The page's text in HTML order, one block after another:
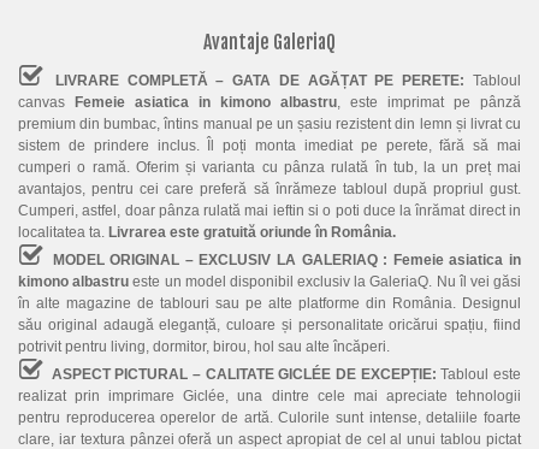
Avantaje GaleriaQ
LIVRARE COMPLETĂ – GATA DE AGĂȚAT PE PERETE:Tabloul
canvas Femeie asiatica in kimono albastru, este imprimat pe pânză
premium din bumbac, întins manual pe un șasiu rezistent din lemn și livrat cu
sistem de prindere inclus. Îl poți monta imediat pe perete, fără să mai
cumperi o ramă. Oferim și varianta cu pânza rulată în tub, la un preț mai
avantajos, pentru cei care preferă să înrămeze tabloul după propriul gust.
Cumperi, astfel, doar pânza rulată mai ieftin si o poti duce la înrămat direct in
localitatea ta. Livrarea este gratuită oriunde în România.
MODEL ORIGINAL – EXCLUSIV LA GALERIAQ : Femeie asiatica in
kimono albastru este un model disponibil exclusiv la GaleriaQ. Nu îl vei găsi
în alte magazine de tablouri sau pe alte platforme din România. Designul
său original adaugă eleganță, culoare și personalitate oricărui spațiu, fiind
potrivit pentru living, dormitor, birou, hol sau alte încăperi.
ASPECT PICTURAL – CALITATE GICLÉE DE EXCEPȚIE: Tabloul este
realizat prin imprimare Giclée, una dintre cele mai apreciate tehnologii
pentru reproducerea operelor de artă. Culorile sunt intense, detaliile foarte
clare, iar textura pânzei oferă un aspect apropiat de cel al unui tablou pictat